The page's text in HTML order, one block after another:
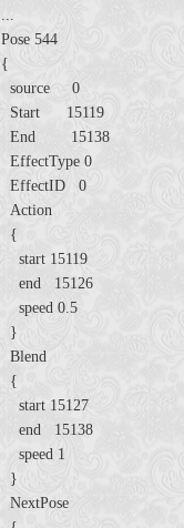
...
Pose 544
{
source 0
Start 15119
End 15138
EffectType 0
EffectID 0
Action
{
start 15119
end 15126
speed 0.5
}
Blend
{
start 15127
end 15138
speed 1
}
NextPose